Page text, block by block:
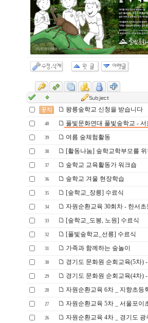
왕릉숲학교 신청을 받습니다
40 풀빛문화연대 풀빛숲학교 -
39 여름 숲체험활동
38 [활동나눔] 숲학교학부모를
37 숲학교 교육활동가 워크숍
36 숲학교 겨울 현장학습
35 [숲학교_장릉] 수료식
34 자원순환교육 30회차 - 한서
33 [숲학교_도봉, 노원] 수료식
32 [풀빛숲학교_선릉] 수료식
31 가족과 함께하는 숲놀이
30 경기도 문화원 순회교육(5차)
29 경기도 문화원 순회교육(4차)
28 자원순환교육 6차 _ 지향초등
27 자원순환교육 5차 _ 서울포이
26 자원순환교육 4차 _ 경기도